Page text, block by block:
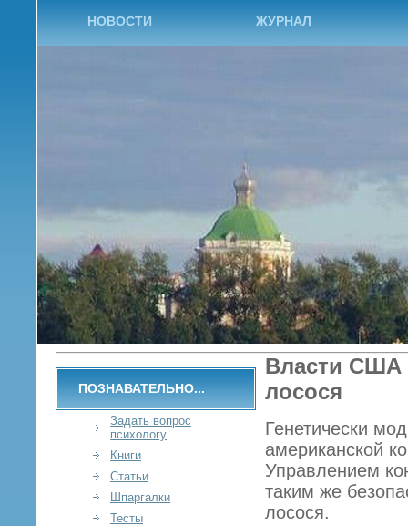
НОВОСТИ ЖУРНАЛ
Власти США
лосося
Генетически
американской
Управлением
таким же
лосося.
ПОЗНАВАТЕЛЬНО...
Задать вопрос
психологу
Книги
Статьи
Шпаргалки
Тесты